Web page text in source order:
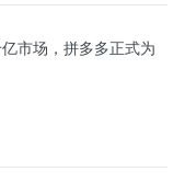
市场，拼多多正式为